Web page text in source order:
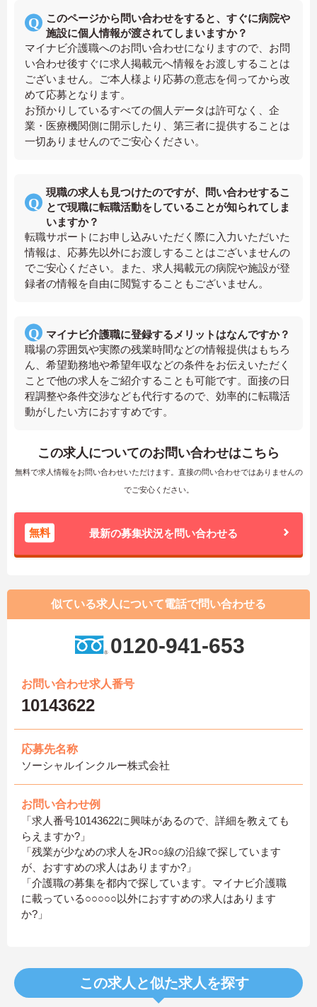
このページから問い合わせをすると、すぐに病院や
施設に個人情報が渡されてしまいますか？
マイナビ介護職へのお問い合わせになりますので、お問
い合わせ後すぐに求人掲載元へ情報をお渡しすることは
ございません。ご本人様より応募の意志を伺ってから改
めて応募となります。
お預かりしているすべての個人データは許可なく、企
業・医療機関側に開示したり、第三者に提供することは
一切ありませんのでご安心ください。
現職の求人も見つけたのですが、問い合わせするこ
とで現職に転職活動をしていることが知られてしま
いますか？
転職サポートにお申し込みいただく際に入力いただいた
情報は、応募先以外にお渡しすることはございませんの
でご安心ください。また、求人掲載元の病院や施設が登
録者の情報を自由に閲覧することもございません。
マイナビ介護職に登録するメリットはなんですか？
職場の雰囲気や実際の残業時間などの情報提供はもちろ
ん、希望勤務地や希望年収などの条件をお伝えいただく
ことで他の求人をご紹介することも可能です。面接の日
程調整や条件交渉なども代行するので、効率的に転職活
動がしたい方におすすめです。
この求人についてのお問い合わせはこちら
無料で求人情報をお問い合わせいただけます。直接の問い合わせではありませんの
でご安心ください。
無料 最新の募集状況を問い合わせる
似ている求人について電話で問い合わせる
0120-941-653
お問い合わせ求人番号
10143622
応募先名称
ソーシャルインクルー株式会社
お問い合わせ例
「求人番号10143622に興味があるので、詳細を教えても
らえますか?」
「残業が少なめの求人をJR○○線の沿線で探しています
が、おすすめの求人はありますか?」
「介護職の募集を都内で探しています。マイナビ介護職
に載っている○○○○○以外におすすめの求人はあります
か?」
この求人と似た求人を探す